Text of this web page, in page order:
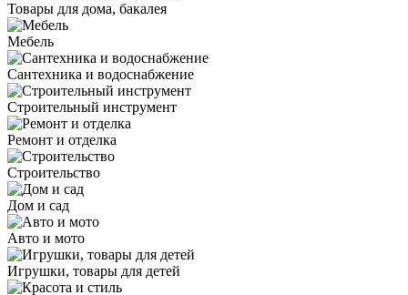
Товары для дома, бакалея
Мебель
Сантехника и водоснабжение
Строительный инструмент
Ремонт и отделка
Строительство
Дом и сад
Авто и мото
Игрушки, товары для детей